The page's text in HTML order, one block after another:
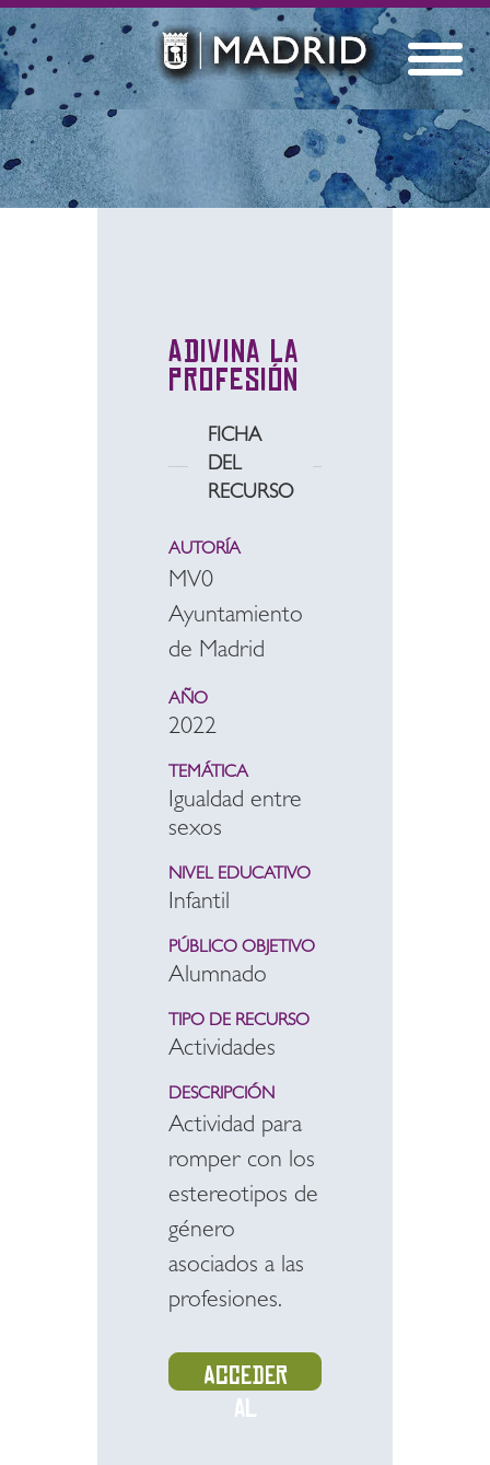
Adivina la
profesión
FICHA
DEL
RECURSO
AUTORÍA
MV0
Ayuntamiento
de Madrid
AÑO
2022
TEMÁTICA
Igualdad entre
sexos
NIVEL EDUCATIVO
Infantil
PÚBLICO OBJETIVO
Alumnado
TIPO DE RECURSO
Actividades
DESCRIPCIÓN
Actividad para
romper con los
estereotipos de
género
asociados a las
profesiones.
Acceder
al